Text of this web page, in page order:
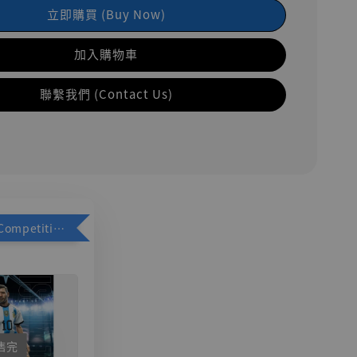
立即購買 (Buy Now)
加入購物車
聯繫我們 (Contact Us)
加購優惠【Competitive Toys 梅西 [CM001]】
完